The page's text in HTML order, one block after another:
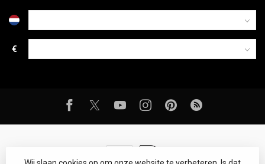
€